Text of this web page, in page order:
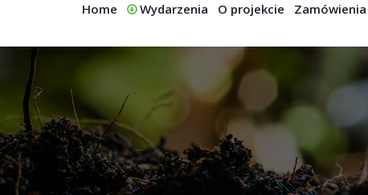
Home Wydarzenia O projekcie Zamówienia